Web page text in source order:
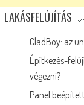
LAKÁSFELÚJÍTÁS
CladBoy: az
Építkezés-
végezni?
Panel